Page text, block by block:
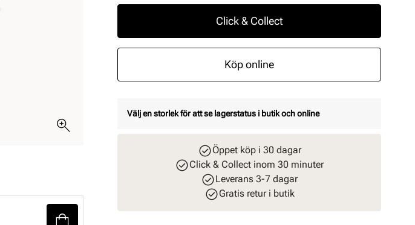
Click & Collect
Köp online
Välj en storlek för att se lagerstatus i butik och online
Öppet köp i 30 dagar
Click & Collect inom 30 minuter
Leverans 3-7 dagar
Gratis retur i butik